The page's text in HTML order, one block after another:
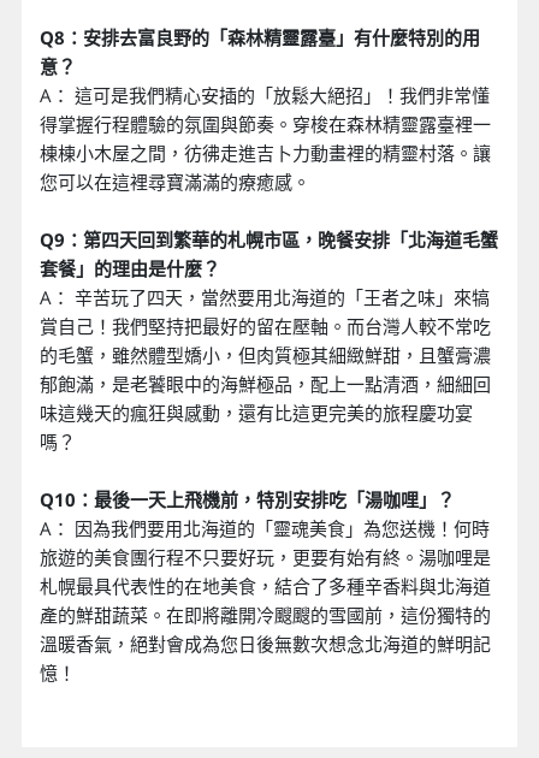
Q8：安排去富良野的「森林精靈露臺」有什麼特別的用
意？
A： 這可是我們精心安插的「放鬆大絕招」！我們非常懂
得掌握行程體驗的氛圍與節奏。穿梭在森林精靈露臺裡一
棟棟小木屋之間，彷彿走進吉卜力動畫裡的精靈村落。讓
您可以在這裡尋寶滿滿的療癒感。
Q9：第四天回到繁華的札幌市區，晚餐安排「北海道毛蟹
套餐」的理由是什麼？
A： 辛苦玩了四天，當然要用北海道的「王者之味」來犒
賞自己！我們堅持把最好的留在壓軸。而台灣人較不常吃
的毛蟹，雖然體型嬌小，但肉質極其細緻鮮甜，且蟹膏濃
郁飽滿，是老饕眼中的海鮮極品，配上一點清酒，細細回
味這幾天的瘋狂與感動，還有比這更完美的旅程慶功宴
嗎？
Q10：最後一天上飛機前，特別安排吃「湯咖哩」？
A： 因為我們要用北海道的「靈魂美食」為您送機！何時
旅遊的美食團行程不只要好玩，更要有始有終。湯咖哩是
札幌最具代表性的在地美食，結合了多種辛香料與北海道
產的鮮甜蔬菜。在即將離開冷颼颼的雪國前，這份獨特的
溫暖香氣，絕對會成為您日後無數次想念北海道的鮮明記
憶！